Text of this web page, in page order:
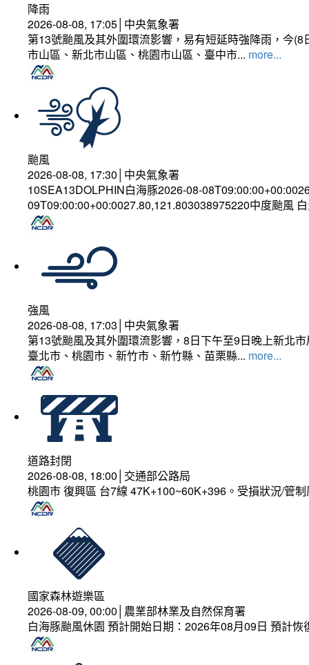
降雨
2026-08-08, 17:05│中央氣象署
第13號颱風及其外圍環流影響，易有短延時強降雨，今
市山區、新北市山區、桃園市山區、臺中市... more...
颱風
2026-08-08, 17:30│中央氣象署
10SEA13DOLPHIN白海豚2026-08-
09T09:00:00+00:0027.80,121.803038975220中度颱風
強風
2026-08-08, 17:03│中央氣象署
第13號颱風及其外圍環流影響，8日下午至9日晚上新北
臺北市、桃園市、新竹市、新竹縣、苗栗縣... more...
道路封閉
2026-08-08, 18:00│交通部公路局
桃園市 復興區 台7線 47K+100~60K+396。受損狀況/管
國家森林遊樂區
2026-08-09, 00:00│農業部林業及自然保育署
白海豚颱風休園 預計開始日期：2026年08月09日 預計